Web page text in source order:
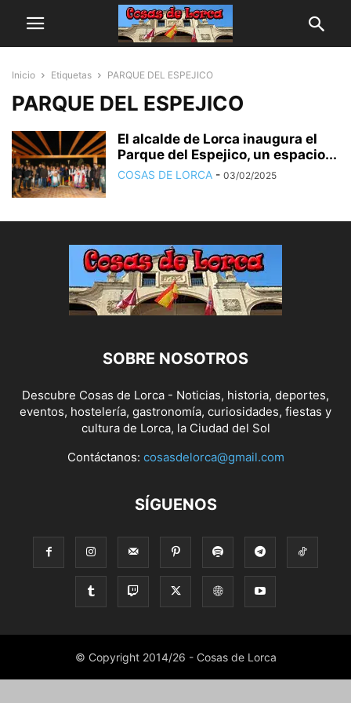
Inicio Etiquetas PARQUE DEL ESPEJICO
PARQUE DEL ESPEJICO
El alcalde de Lorca inaugura el
Parque del Espejico, un espacio...
COSAS DE LORCA - 03/02/2025
SOBRE NOSOTROS
Descubre Cosas de Lorca - Noticias, historia, deportes,
eventos, hostelería, gastronomía, curiosidades, fiestas y
cultura de Lorca, la Ciudad del Sol
Contáctanos: cosasdelorca@gmail.com
SÍGUENOS
© Copyright 2014/26 - Cosas de Lorca